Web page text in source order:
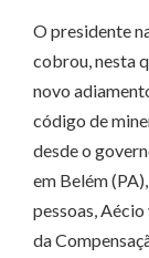
O presidente
cobrou, nesta
novo
código de
desde o
em Belém
pessoas,
da